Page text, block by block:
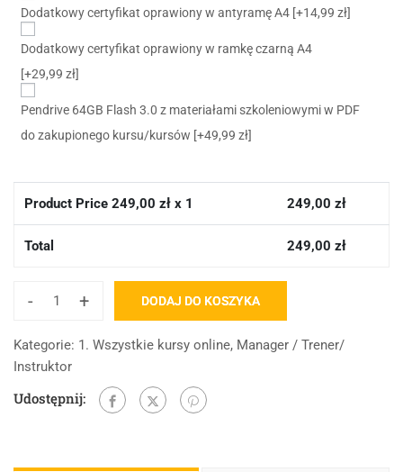
Dodatkowy certyfikat oprawiony w antyramę A4 [+14,99 zł]
Dodatkowy certyfikat oprawiony w ramkę czarną A4
[+29,99 zł]
Pendrive 64GB Flash 3.0 z materiałami szkoleniowymi w PDF
do zakupionego kursu/kursów [+49,99 zł]
Product Price249,00 zł x 1 249,00 zł
Total 249,00 zł
- + DODAJ DO KOSZYKA
Kategorie: 1. Wszystkie kursy online, Manager / Trener/
Instruktor
Udostępnij: